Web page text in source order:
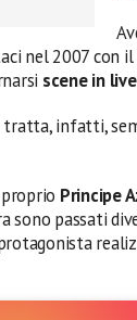
nel 2007 con
scene in
tratta, infatti,
Principe
sono passati